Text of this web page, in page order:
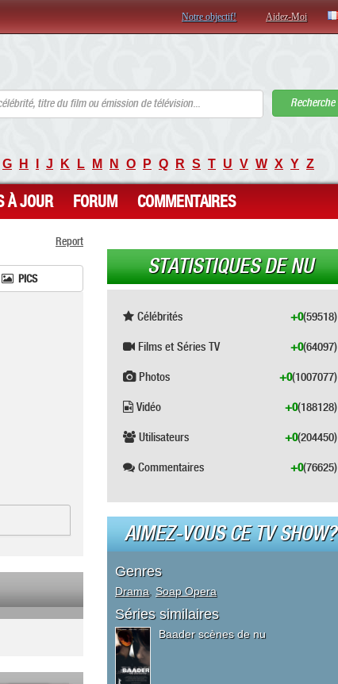
Notre objectif! Aidez-Moi
Recherche
G H J K L M N O P Q R S T U V W X Y Z
À JOUR FORUM COMMENTAIRES
Report
PICS STATISTIQUES DE NU
Célébrités (59518)
+0
Films et Séries TV (64097)
+0
Photos (1007077)
+0
Vidéo (188128)
+0
Utilisateurs (204450)
+0
Commentaires (76625)
+0
AIMEZ-VOUS CE TV SHOW?
Genres
Drama Soap Opera
Séries similaires
Baader scènes de nu